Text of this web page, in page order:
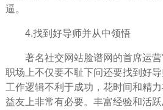
逼。
4.找到好导师并从中领悟
著名社交网站脸谱网的首席运
职场上不仅要不耻下问还要找到好
工作逻辑不利于成功，花时间和精
益友上非常有必要。丰富经验和活